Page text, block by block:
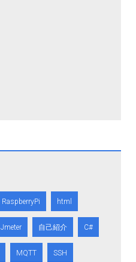
RaspberryPi html
Jmeter 自己紹介 C#
MQTT SSH